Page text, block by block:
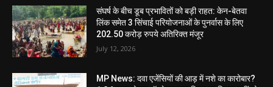
संघर्ष के बीच डूब प्रभावितों को बड़ी राहत: केन-बेतवा
लिंक समेत 3 सिंचाई परियोजनाओं के पुनर्वास के लिए
202.50 करोड़ रुपये अतिरिक्त मंजूर
July 12, 2026
MP News: दवा एजेंसियों की आड़ में नशे का कारोबार?